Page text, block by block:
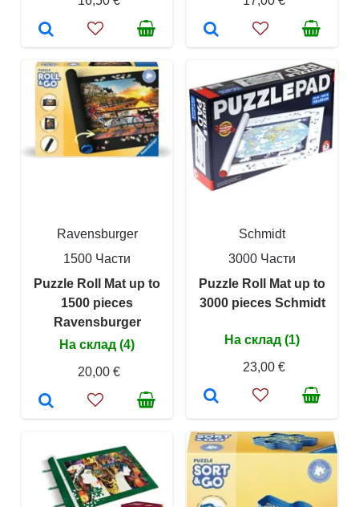
Ravensburger
1500 Части
Puzzle Roll Mat up to
1500 pieces
Ravensburger
На склад (4)
20,00 €
Schmidt
3000 Части
Puzzle Roll Mat up to
3000 pieces Schmidt
На склад (1)
23,00 €